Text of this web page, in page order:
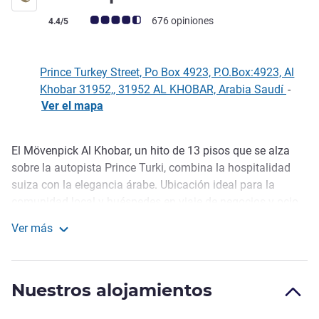
Nota de clientes de Avis (Clasificación de ALL)
4.4/5 676 opiniones
Prince Turkey Street, Po Box 4923, P.O.Box:4923, Al
Khobar 31952,, 31952 AL KHOBAR, Arabia Saudí -
Ver el mapa
Descripción
El Mövenpick Al Khobar, un hito de 13 pisos que se alza
sobre la autopista Prince Turki, combina la hospitalidad
suiza con la elegancia árabe. Ubicación ideal para la
en sus 143 lujosas habitaciones y suites, varias
salón en el vestíbulo y cafetería.
Ver más
Nuestros alojamientos